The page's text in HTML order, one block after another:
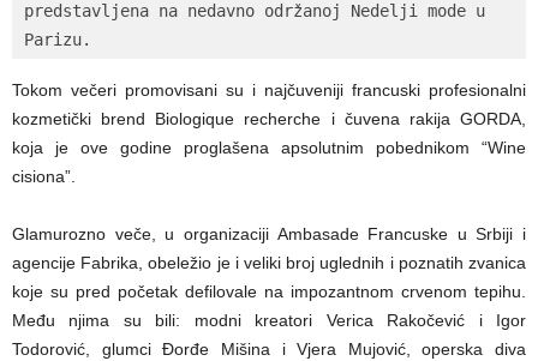
predstavljena na nedavno održanoj Nedelji mode u
Parizu.
Tokom večeri promovisani su i najčuveniji francuski profesionalni
kozmetički brend Biologique recherche i čuvena rakija GORDA,
koja je ove godine proglašena apsolutnim pobednikom “Wine
cisiona”.
Glamurozno veče, u organizaciji Ambasade Francuske u Srbiji i
agencije Fabrika, obeležio je i veliki broj uglednih i poznatih zvanica
koje su pred početak defilovale na impozantnom crvenom tepihu.
Među njima su bili: modni kreatori Verica Rakočević i Igor
Todorović, glumci Đorđe Mišina i Vjera Mujović, operska diva